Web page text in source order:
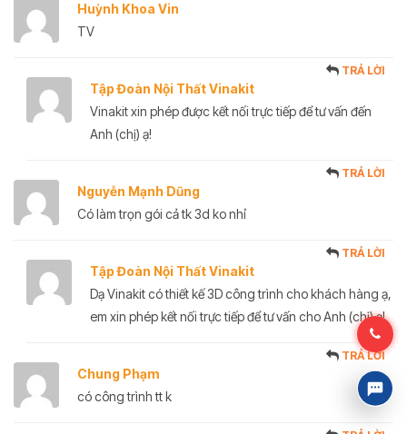
Huỳnh Khoa Vin
TV
Tập Đoàn Nội Thất Vinakit
TRẢ LỜI
Vinakit xin phép được kết nối trực tiếp để tư vấn đến
Anh (chị) ạ!
Nguyễn Mạnh Dũng
TRẢ LỜI
Có làm trọn gói cả tk 3d ko nhỉ
Tập Đoàn Nội Thất Vinakit
TRẢ LỜI
Dạ Vinakit có thiết kế 3D công trình cho khách hàng ạ,
em xin phép kết nối trực tiếp để tư vấn cho Anh (chị) ạ!
Chung Phạm
TRẢ LỜI
có công trình tt k